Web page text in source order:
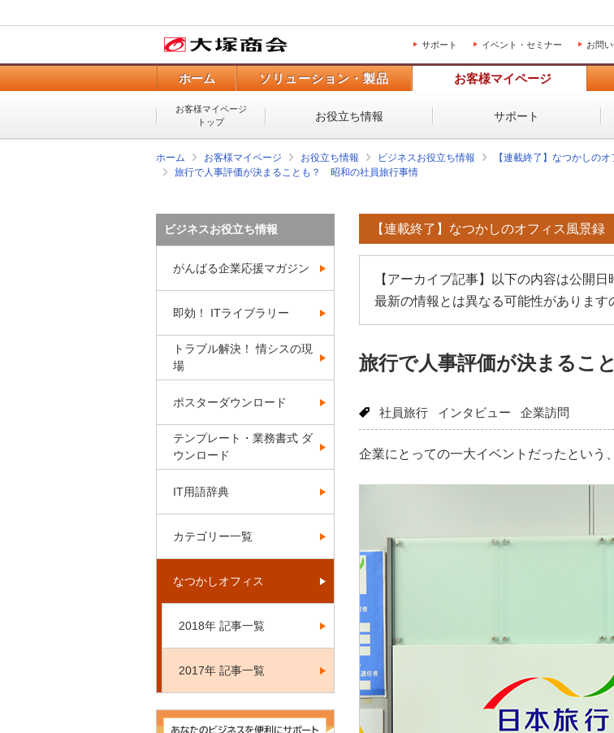
サポート イベント・セミナー お問
ホーム ソリューション・製品 お客様マイページ
お客様マイページ
トップ
お役立ち情報 サポート
ホーム お客様マイページ お役立ち情報 ビジネスお役立ち情報 【連載終了】なつかしの
旅行で人事評価が決まることも？ 昭和の社員旅行事情
【連載終了】なつかしのオフィス風景録
【アーカイブ記事】以下の内容は公開日
最新の情報とは異なる可能性があります
旅行で人事評価が決まるこ
社員旅行 インタビュー 企業訪問
企業にとっての一大イベントだったという
ビジネスお役立ち情報
がんばる企業応援マガジン
即効！ ITライブラリー
トラブル解決！ 情シスの現
場
ポスターダウンロード
テンプレート・業務書式 ダ
ウンロード
IT用語辞典
カテゴリー一覧
なつかしオフィス
2018年 記事一覧
2017年 記事一覧